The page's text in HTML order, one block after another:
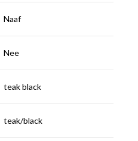
Naaf
Nee
teak black
teak/black